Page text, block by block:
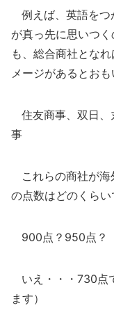
例えば、英語をつ
が真っ先に思いつ
も、総合商社とな
メージがあるとおも
住友商事、双日、
事
これらの商社が海
の点数はどのくらい
900点？950点？
いえ・・・730点
ます）